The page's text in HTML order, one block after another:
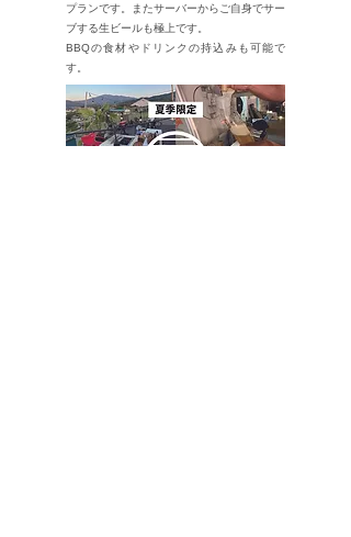
プランです。またサーバーからご自身でサー
ブする生ビールも極上です。
BBQの食材やドリンクの持込みも可能で
す。